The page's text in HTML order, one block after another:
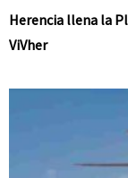
Herencia llena la
ViVher